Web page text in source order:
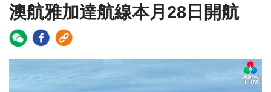
澳航雅加達航線本月28日開航